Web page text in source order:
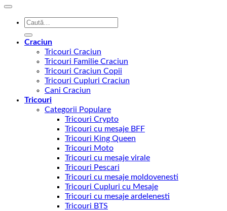
Caută
Craciun
Tricouri Craciun
Tricouri Familie Craciun
Tricouri Craciun Copii
Tricouri Cupluri Craciun
Cani Craciun
Tricouri
Categorii Populare
Tricouri Crypto
Tricouri cu mesaje BFF
Tricouri King Queen
Tricouri Moto
Tricouri cu mesaje virale
Tricouri Pescari
Tricouri cu mesaje moldovenesti
Tricouri Cupluri cu Mesaje
Tricouri cu mesaje ardelenesti
Tricouri BTS